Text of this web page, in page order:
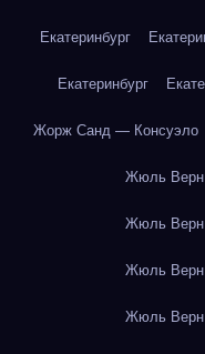
Екатеринбург
Екатеринбург
Жорж Санд — Консуэло
Жюль Верн
Жюль Верн
Жюль Верн
Жюль Верн